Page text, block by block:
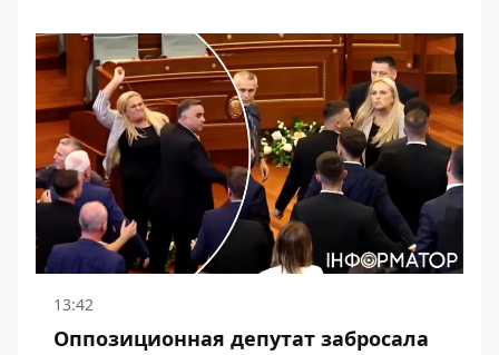
13:42
Оппозиционная депутат забросала